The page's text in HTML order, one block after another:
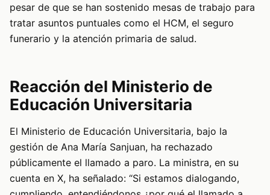
pesar de que se han sostenido mesas de trabajo para
tratar asuntos puntuales como el HCM, el seguro
funerario y la atención primaria de salud.
Reacción del Ministerio de
Educación Universitaria
El Ministerio de Educación Universitaria, bajo la
gestión de Ana María Sanjuan, ha rechazado
públicamente el llamado a paro. La ministra, en su
cuenta en X, ha señalado: “Si estamos dialogando,